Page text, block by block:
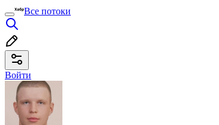
Все потоки
Войти